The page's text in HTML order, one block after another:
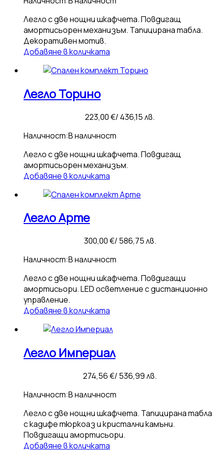
Легло с две нощни шкафчета. Повдигащ
амортисьорен механизъм. Тапицирана табла.
Декоративен мотив.
Добавяне в количката
Легло Торино
223,00€/ 436,15 лв.
Наличност:В наличност
Легло с две нощни шкафчета. Повдигащ
амортисьорен механизъм.
Добавяне в количката
Легло Арте
300,00€/ 586,75 лв.
Наличност:В наличност
Легло с две нощни шкафчета. Повдигащи
амортисьори. LED осветление с дистанционно
управление.
Добавяне в количката
Легло Империал
274,56€/ 536,99 лв.
Наличност:В наличност
Легло с две нощни шкафчета. Тапицирана табла
с кадифе тюркоаз и кристални камъни.
Повдигащи амортисьори.
Добавяне в количката